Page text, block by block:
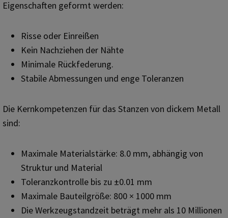
Eigenschaften geformt werden:
Risse oder Einreißen
Kein Nachziehen der Nähte
Minimale Rückfederung.
Stabile Abmessungen und enge Toleranzen
Die Kernkompetenzen für das Stanzen von dickem Metall
sind:
Maximale Materialstärke: 8.0 mm, abhängig von
Struktur und Material
Toleranzkontrolle bis zu ±0.01 mm
Maximale Bauteilgröße: 800 × 1000 mm
Die Werkzeugstandzeit beträgt mehr als 10 Millionen